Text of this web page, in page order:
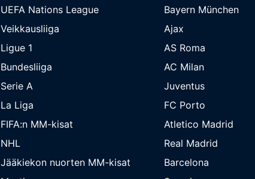
UEFA Nations League
Veikkausliiga
Ligue 1
Bundesliiga
Serie A
La Liga
FIFA:n MM-kisat
NHL
Jääkiekon nuorten MM-kisat
Bayern München
Ajax
AS Roma
AC Milan
Juventus
FC Porto
Atletico Madrid
Real Madrid
Barcelona